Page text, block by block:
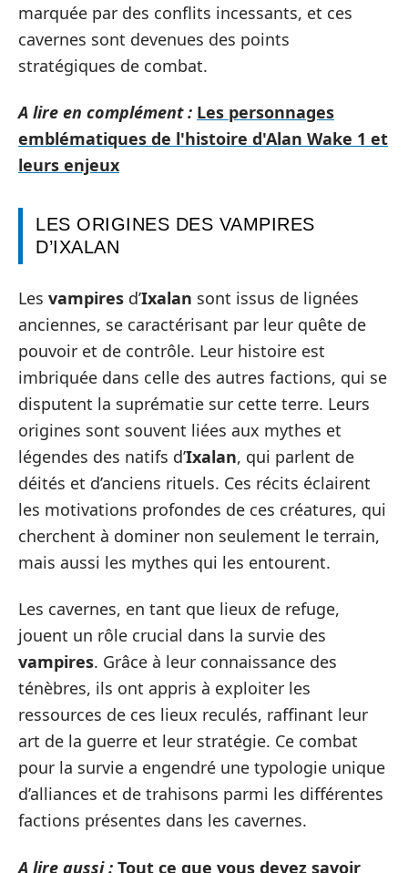
marquée par des conflits incessants, et ces
cavernes sont devenues des points
stratégiques de combat.
A lire en complément : Les personnages
emblématiques de l'histoire d'Alan Wake 1 et
leurs enjeux
LES ORIGINES DES VAMPIRES
D’IXALAN
Les vampires d’Ixalan sont issus de lignées
anciennes, se caractérisant par leur quête de
pouvoir et de contrôle. Leur histoire est
imbriquée dans celle des autres factions, qui se
disputent la suprématie sur cette terre. Leurs
origines sont souvent liées aux mythes et
légendes des natifs d’Ixalan, qui parlent de
déités et d’anciens rituels. Ces récits éclairent
les motivations profondes de ces créatures, qui
cherchent à dominer non seulement le terrain,
mais aussi les mythes qui les entourent.
Les cavernes, en tant que lieux de refuge,
jouent un rôle crucial dans la survie des
vampires. Grâce à leur connaissance des
ténèbres, ils ont appris à exploiter les
ressources de ces lieux reculés, raffinant leur
art de la guerre et leur stratégie. Ce combat
pour la survie a engendré une typologie unique
d’alliances et de trahisons parmi les différentes
factions présentes dans les cavernes.
A lire aussi : Tout ce que vous devez savoir